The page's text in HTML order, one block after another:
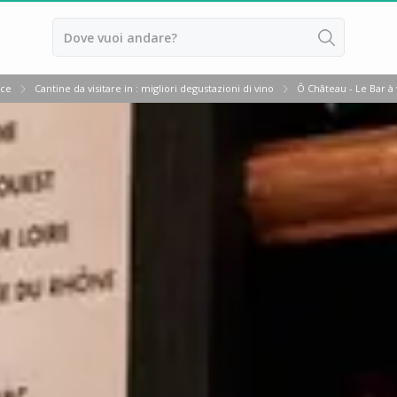
Cantine da visitare in : migliori degustazioni di vino Ô Château - Le Bar à